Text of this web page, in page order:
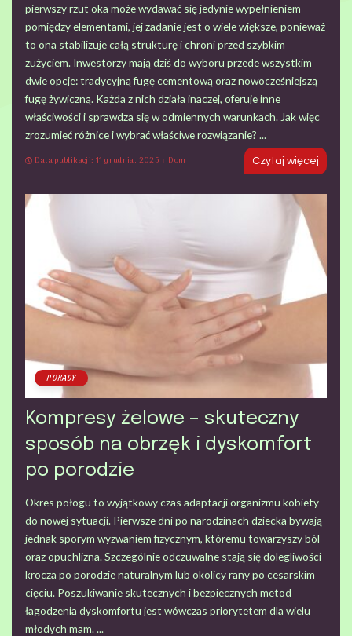
pierwszy rzut oka może wydawać się jedynie wypełnieniem
pomiędzy elementami, jej zadanie jest o wiele większe, ponieważ
to ona stabilizuje całą strukturę i chroni przed szybkim
zużyciem. Inwestorzy mają dziś do wyboru przede wszystkim
dwie opcje: tradycyjną fugę cementową oraz nowocześniejszą
fugę żywiczną. Każda z nich działa inaczej, oferuje inne
właściwości i sprawdza się w odmiennych warunkach. Jak więc
zrozumieć różnice i wybrać właściwe rozwiązanie? ...
Data publikacji: 11 grudnia, 2025
Dom Czytaj więcej
PORADY
Kompresy żelowe – skuteczny
sposób na obrzęk i dyskomfort
po porodzie
Okres połogu to wyjątkowy czas adaptacji organizmu kobiety
do nowej sytuacji. Pierwsze dni po narodzinach dziecka bywają
jednak sporym wyzwaniem fizycznym, któremu towarzyszy ból
oraz opuchlizna. Szczególnie odczuwalne stają się dolegliwości
krocza po porodzie naturalnym lub okolicy rany po cesarskim
cięciu. Poszukiwanie skutecznych i bezpiecznych metod
łagodzenia dyskomfortu jest wówczas priorytetem dla wielu
młodych mam. ...